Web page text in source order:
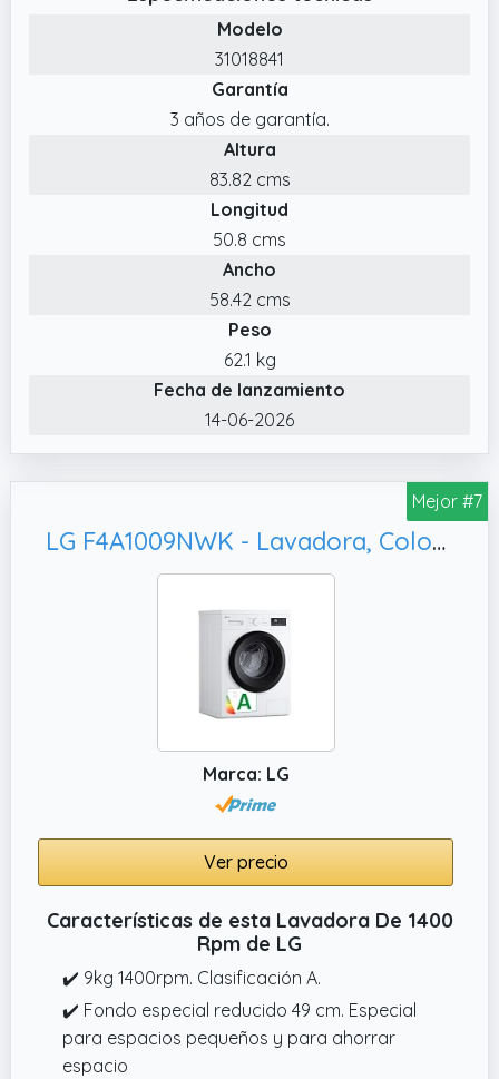
lavados mucho más eficientes, rápidos y a
baja temperatura, ahorrando energía y
✔️ Easy Iron: higieniza, relaja las fibras y
facilita el planchado gracias a la función
✔️ Función Snap and Wash: realiza una foto
de la colada y la App hOn te aconsejará que
programa rápido utilizar en función de las
prendas y tus necesidades.
Modelo
31018841
Garantía
3 años de garantía.
Altura
83.82 cms
Longitud
50.8 cms
Ancho
58.42 cms
Peso
62.1 kg
Fecha de lanzamiento
14-06-2026
Mejor #7
LG F4A1009NWK - Lavadora, Color Blanco
Marca: LG
Ver precio
Características de esta Lavadora De 1400
Rpm de LG
✔️ 9kg 1400rpm. Clasificación A.
✔️ Fondo especial reducido 49 cm. Especial
para espacios pequeños y para ahorrar
espacio